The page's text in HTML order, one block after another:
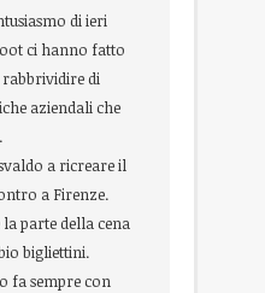
di ieri
ci hanno fatto
rabbrividire di
aziendali che
a ricreare il
a Firenze.
parte della cena
bigliettini.
fa sempre con